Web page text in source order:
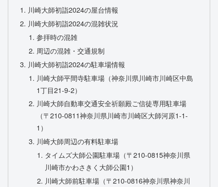
川崎大師初詣2024の屋台情報
川崎大師初詣2024の混雑状況
参拝時の混雑
周辺の混雑・交通規制
川崎大師初詣2024の駐車場情報
川崎大師平間寺駐車場（神奈川県川崎市川崎区中島
1丁目21-9-2）
川崎大師自動車交通安全祈願殿ご信徒専用駐車場
（〒210-0811神奈川県川崎市川崎区大師河原1-1-
1）
川崎大師周辺の有料駐車場
タイムズ大師公園駐車場（〒210-0815神奈川県
川崎市かわさきく大師公園1）
川崎大師前駐車場（〒210-0816神奈川県神奈川